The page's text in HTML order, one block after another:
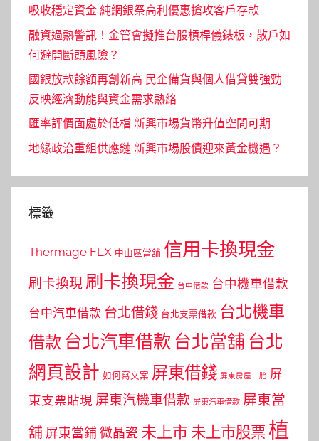
吸收穩定資金 純網銀祭高利優惠搶攻客戶存款
融資過熱警訊！金管會擬推台股槓桿儀錶板，散戶如
何避開斷頭風險？
國銀放款餘額再創新高 民企備貨與個人借貸雙強勁
反映經濟動能與資金需求熱絡
匯率評價面處於低檔 新興市場貨幣升值空間可期
地緣政治重組供應鏈 新興市場股債迎來黃金機遇？
標籤
Thermage FLX 中山區當舖 信用卡換現金
刷卡換現 刷卡換現金 台中借款 台中機車借款
台中汽車借款 台北借錢 台北支票借款 台北機車
借款 台北汽車借款 台北當舖 台北
網頁設計 如何寫文案 屏東借錢 屏東房屋二胎 屏
東支票貼現 屏東汽機車借款 屏東汽車借款 屏東當
舖 屏東當鋪 微晶瓷 未上市 未上市股票植